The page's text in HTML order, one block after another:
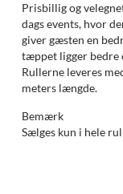
Prisbillig og
dags events, hvor
giver gæsten en
tæppet ligger bedre
Rullerne leveres
meters længde.
Bemærk
Sælges kun i hele